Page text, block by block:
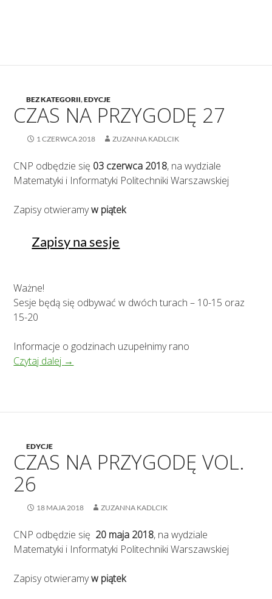
BEZ KATEGORII,EDYCJE
CZAS NA PRZYGODĘ 27
1 CZERWCA 2018 ZUZANNA KADLCIK
CNP odbędzie się 03 czerwca 2018, na wydziale
Matematyki i Informatyki Politechniki Warszawskiej
Zapisy otwieramyw piątek
Zapisy na sesje
Ważne!
Sesje będą się odbywać w dwóch turach – 10-15 oraz
15-20
Informacje o godzinach uzupełnimy rano
Czytaj dalej Czas na Przygodę 27
→
EDYCJE
CZAS NA PRZYGODĘ VOL.
26
18 MAJA 2018 ZUZANNA KADLCIK
CNP odbędzie się 20 maja 2018, na wydziale
Matematyki i Informatyki Politechniki Warszawskiej
Zapisy otwieramyw piątek